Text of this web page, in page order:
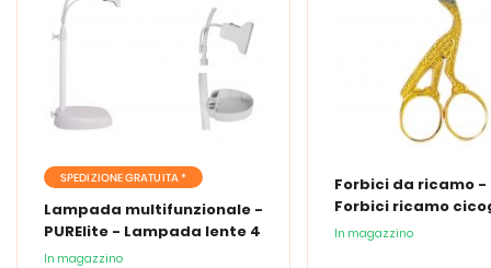
SPEDIZIONE GRATUITA *
Lampada multifunzionale -
PURElite - Lampada lente 4
in 1
In magazzino
Forbici da ricamo -
Forbici ricamo
In magazzino